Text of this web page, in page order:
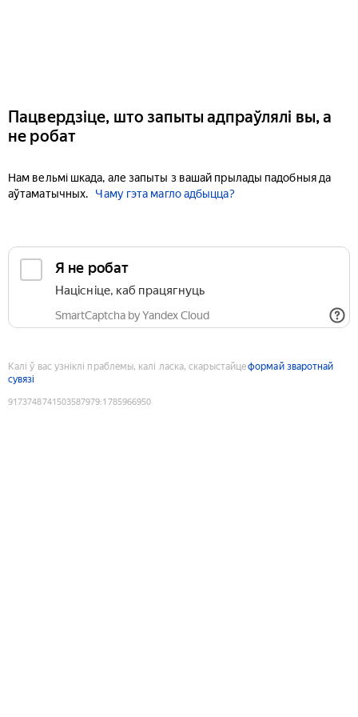
Пацвердзіце, што запыты адпраўлялі вы, а
не робат
Нам вельмі шкада, але запыты з вашай прылады падобныя да
аўтаматычных.
Чаму гэта магло адбыцца?
Я не робат
Націсніце, каб працягнуць
SmartCaptcha by Yandex Cloud
Калі ў вас узніклі праблемы, калі ласка, скарыстайцеформай зваротнай
сувязі
9173748741503587979:1785966950